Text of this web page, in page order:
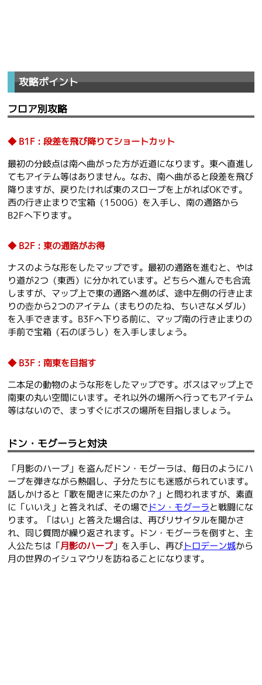
攻略ポイント
フロア別攻略
B1F : 段差を飛び降りてショートカット
最初の分岐点は南へ曲がった方が近道になります。東へ直進し
てもアイテム等はありません。なお、南へ曲がると段差を飛び
降りますが、戻りたければ東のスロープを上がればOKです。
西の行き止まりで宝箱（1500G）を入手し、南の通路から
B2Fへ下ります。
B2F : 東の通路がお得
ナスのような形をしたマップです。最初の通路を進むと、やは
り道が2つ（東西）に分かれています。どちらへ進んでも合流
しますが、マップ上で東の通路へ進めば、途中左側の行き止ま
りの壺から2つのアイテム（まもりのたね、ちいさなメダル）
を入手できます。B3Fへ下りる前に、マップ南の行き止まりの
手前で宝箱（石のぼうし）を入手しましょう。
B3F : 南東を目指す
二本足の動物のような形をしたマップです。ボスはマップ上で
南東の丸い空間にいます。それ以外の場所へ行ってもアイテム
等はないので、まっすぐにボスの場所を目指しましょう。
ドン・モグーラと対決
「月影のハープ」を盗んだドン・モグーラは、毎日のようにハ
ープを弾きながら熱唱し、子分たちにも迷惑がられています。
話しかけると「歌を聞きに来たのか？」と問われますが、素直
に「いいえ」と答えれば、その場で ドン・モグーラと戦闘にな
ります。「はい」と答えた場合は、再びリサイタルを聞かさ
れ、同じ質問が繰り返されます。ドン・モグーラを倒すと、主
人公たちは「月影のハープ」を入手し、再びトロデーン城から
月の世界のイシュマウリを訪ねることになります。